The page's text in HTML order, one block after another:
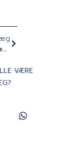
Er Psilocybin Retreat Det Rigtige For Mig? Kontraindikationer Og Egnethed
VÆRE